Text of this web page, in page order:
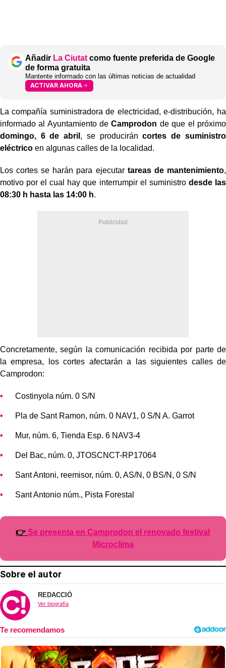
Añadir La Ciutat como fuente preferida de Google
de forma gratuita
Mantente informado con las últimas noticias de actualidad
ACTIVAR AHORA
La compañía suministradora de electricidad, e-distribución, ha
informado al Ayuntamiento deCamprodon de que el próximo
domingo, 6 de abril , se produciráncortes de suministro
eléctrico en algunas calles de la localidad.
Los cortes se harán para ejecutar tareas de mantenimiento,
motivo por el cual hay que interrumpir el suministro desde las
08:30 h hasta las 14:00 h.
Concretamente, según la comunicación recibida por parte de
la empresa, los cortes afectarán a las siguientes calles de
Camprodon:
Costinyola núm. 0 S/N
Pla de Sant Ramon, núm. 0 NAV1, 0 S/N A. Garrot
Mur, núm. 6, Tienda Esp. 6 NAV3-4
Del Bac, núm. 0, JTOSCNCT-RP17064
Sant Antoni, reemisor, núm. 0, AS/N, 0 BS/N, 0 S/N
Sant Antonio núm., Pista Forestal
👉Se presenta en Camprodon el renovado festival
Microclima
Sobre el autor
REDACCIÓ
Ver biografía